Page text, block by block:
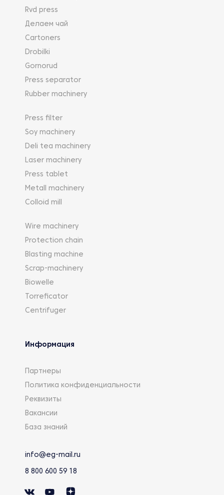
Rvd press
Делаем чай
Cartoners
Drobilki
Gornorud
Press separator
Rubber machinery
Press filter
Soy machinery
Deli tea machinery
Laser machinery
Press tablet
Metall machinery
Colloid mill
Wire machinery
Protection chain
Blasting machine
Scrap-machinery
Biowelle
Torreficator
Centrifuger
Информация
Партнеры
Политика конфиденциальности
Реквизиты
Вакансии
База знаний
info@eg-mail.ru
8 800 600 59 18